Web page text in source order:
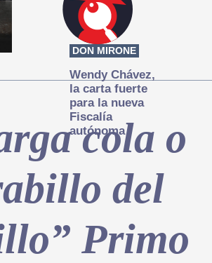
DON MIRONE
Wendy Chávez,
la carta fuerte
para la nueva
Fiscalía
autónoma
cola o
del
Primo